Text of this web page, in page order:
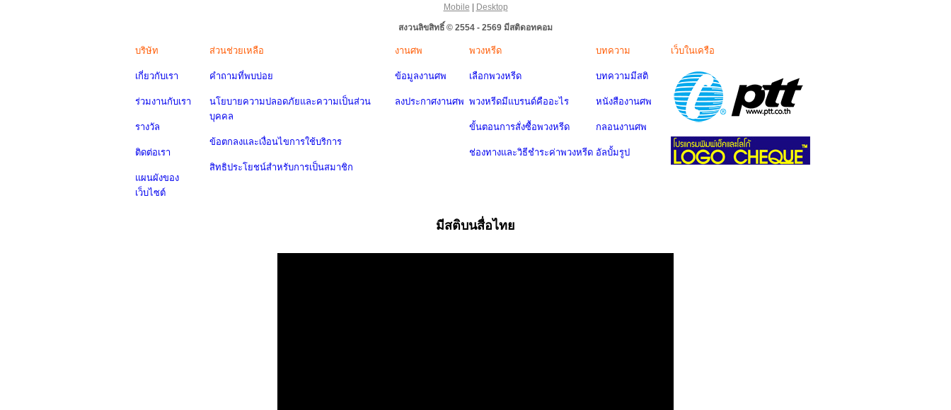
Mobile | Desktop
สงวนลิขสิทธิ์ © 2554 - 2569 มีสติดอทคอม
บริษัท
เกี่ยวกับเรา
ร่วมงานกับเรา
รางวัล
ติดต่อเรา
แผนผังของ
เว็บไซต์
ส่วนช่วยเหลือ
คำถามที่พบบ่อย
นโยบายความปลอดภัยและความเป็นส่วน
บุคคล
ข้อตกลงและเงื่อนไขการใช้บริการ
สิทธิประโยชน์สำหรับการเป็นสมาชิก
งานศพ
ข้อมูลงานศพ
ลงประกาศงานศพ
พวงหรีด
เลือกพวงหรีด
พวงหรีดมีแบรนด์คืออะไร
ขั้นตอนการสั่งซื้อพวงหรีด
ช่องทางและวิธีชำระค่าพวงหรีด
บทความ
บทความมีสติ
หนังสืองานศพ
กลอนงานศพ
อัลบั้มรูป
เว็บในเครือ
มีสติบนสื่อไทย